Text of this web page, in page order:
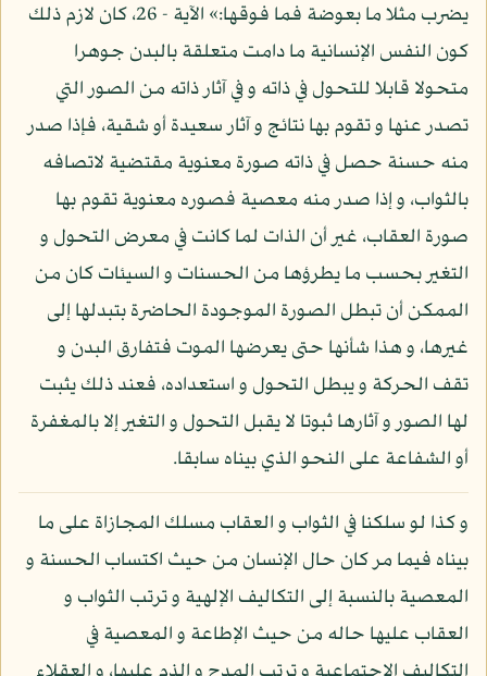
يضرب مثلا ما بعوضة فما فوقها:» الآية - 26، كان لازم ذلك
كون النفس الإنسانية ما دامت متعلقة بالبدن جوهرا
متحولا قابلا للتحول في ذاته و في آثار ذاته من الصور التي
تصدر عنها و تقوم بها نتائج و آثار سعيدة أو شقية، فإذا صدر
منه حسنة حصل في ذاته صورة معنوية مقتضية لاتصافه
بالثواب، و إذا صدر منه معصية فصوره معنوية تقوم بها
صورة العقاب، غير أن الذات لما كانت في معرض التحول و
التغير بحسب ما يطرؤها من الحسنات و السيئات كان من
الممكن أن تبطل الصورة الموجودة الحاضرة بتبدلها إلى
غيرها، و هذا شأنها حتى يعرضها الموت فتفارق البدن و
تقف الحركة و يبطل التحول و استعداده، فعند ذلك يثبت
لها الصور و آثارها ثبوتا لا يقبل التحول و التغير إلا بالمغفرة
أو الشفاعة على النحو الذي بيناه سابقا.
و كذا لو سلكنا في الثواب و العقاب مسلك المجازاة على ما
بيناه فيما مر كان حال الإنسان من حيث اكتساب الحسنة و
المعصية بالنسبة إلى التكاليف الإلهية و ترتب الثواب و
العقاب عليها حاله من حيث الإطاعة و المعصية في